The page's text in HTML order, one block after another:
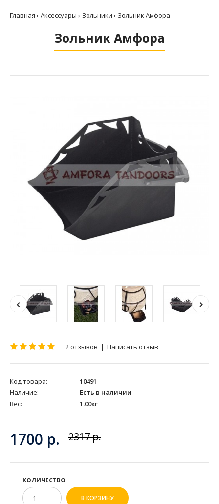
Главная Аксессуары Зольники Зольник Амфора
Зольник Амфора
2 отзывов | Написать отзыв
Код товара:
10491
Наличие:
Есть в наличии
Вес:
1.00кг
1700 р. 2317 р.
КОЛИЧЕСТВО